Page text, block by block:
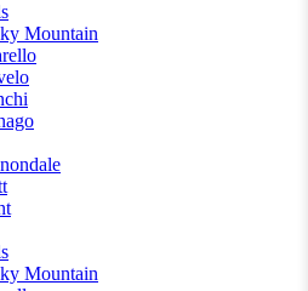
Mountain
Mountain